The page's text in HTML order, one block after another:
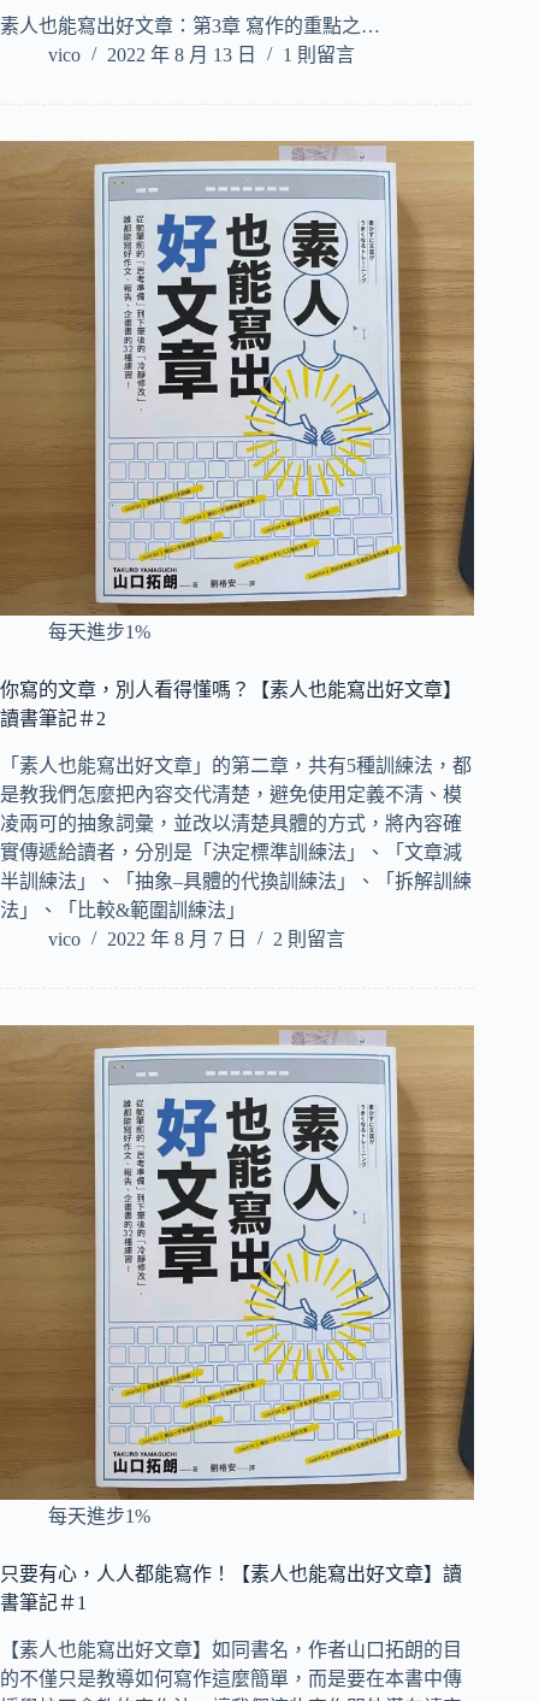
素人也能寫出好文章：第3章 寫作的重點之…
vico
2022 年 8 月 13 日 1 則留言
每天進步1%
你寫的文章，別人看得懂嗎？【素人也能寫出好文章】
讀書筆記＃2
「素人也能寫出好文章」的第二章，共有5種訓練法，都
是教我們怎麼把內容交代清楚，避免使用定義不清、模
凌兩可的抽象詞彙，並改以清楚具體的方式，將內容確
實傳遞給讀者，分別是「決定標準訓練法」、「文章減
半訓練法」、「抽象–具體的代換訓練法」、「拆解訓練
法」、「比較&範圍訓練法」
vico
2022 年 8 月 7 日 2 則留言
每天進步1%
只要有心，人人都能寫作！【素人也能寫出好文章】讀
書筆記＃1
【素人也能寫出好文章】如同書名，作者山口拓朗的目
的不僅只是教導如何寫作這麼簡單，而是要在本書中傳